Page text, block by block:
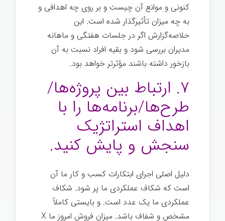
کنونی و موانع آن چیست و بر روی چه اهدافی و
به چه میزان تأثیرگذار شده است. این
حلاصه‌گزارش اگر در جلسات هفتگی و ماهانه
مدیران بررسی شود و بقیه افراد نسبت به آن
بازخور داشته باشند مؤثرتر خواهد بود.
۷. ارتباط بین پروژه‌ها/
طرح‌ها/برنامه‌ها را با
اهداف استراتژیک
سنجش و پایش کنید.
دلیل اصلی اجرای ابتکارات کسب و کار ما آن
است که شکاف عملکردی ما پر شود. شکاف
عملکردی ما یک عدد است. و بایستی کاملاً
مشخص و شفاف باشد. میزان فروش امروز ما X